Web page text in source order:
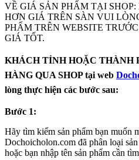
VỀ GIÁ SẢN PHẨM TẠI SHOP:
HƠN GIÁ TRÊN SÀN VUI
PHẨM TRÊN WEBSITE
GIÁ TỐT.
KHÁCH TỈNH HOẶC THÀNH
HÀNG QUA SHOP tại web
lòng thực hiện các bước sau:
Bước 1:
Hãy tìm kiếm sản phẩm bạn muốn
Dochoicholon.com đã phân loại
hoặc bạn nhập tên sản phẩm cần